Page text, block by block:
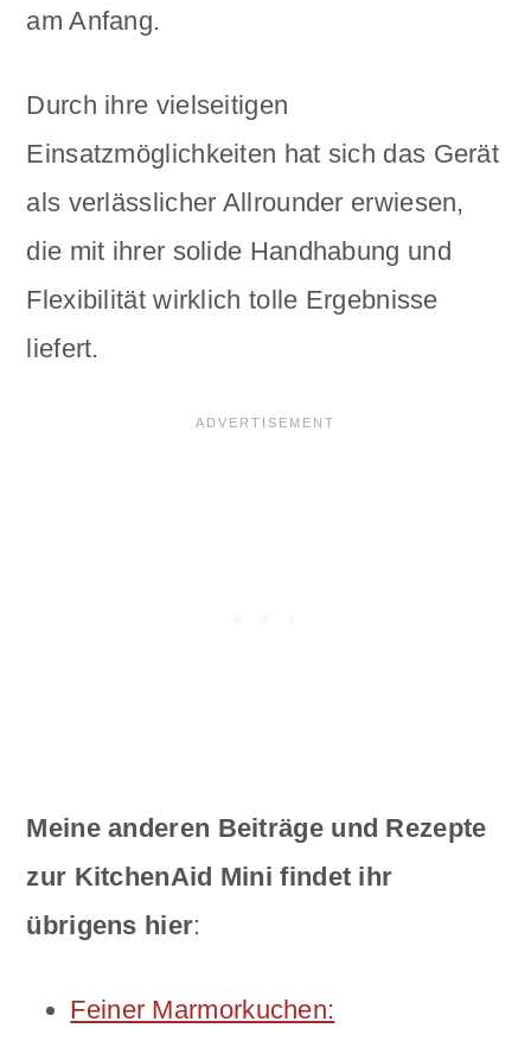
am Anfang.
Durch ihre vielseitigen
Einsatzmöglichkeiten hat sich das Gerät
als verlässlicher Allrounder erwiesen,
die mit ihrer solide Handhabung und
Flexibilität wirklich tolle Ergebnisse
liefert.
Meine anderen Beiträge und Rezepte
zur KitchenAid Mini findet ihr
übrigens hier:
Feiner Marmorkuchen: